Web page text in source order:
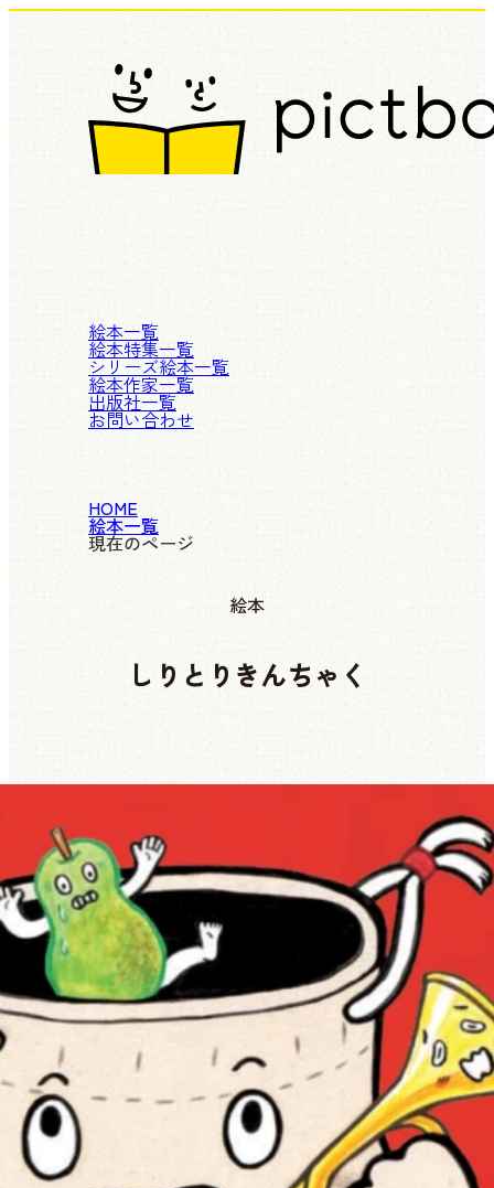
絵本一覧
絵本特集一覧
シリーズ絵本一覧
絵本作家一覧
出版社一覧
お問い合わせ
HOME
絵本一覧
現在のページ
絵本
しりとりきんちゃく